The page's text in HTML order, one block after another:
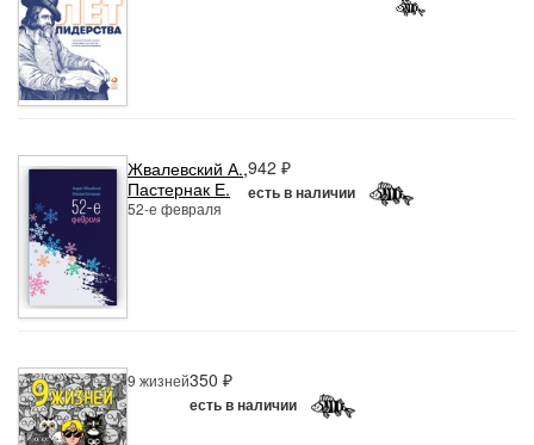
Жвалевский А.,
Пастернак Е.
52-е февраля
942 ₽
есть в наличии
9 жизней350 ₽
есть в наличии